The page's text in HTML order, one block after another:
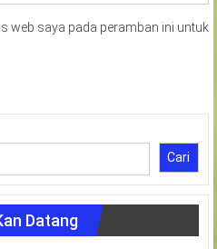
web saya pada peramban ini untuk
Cari
Datang